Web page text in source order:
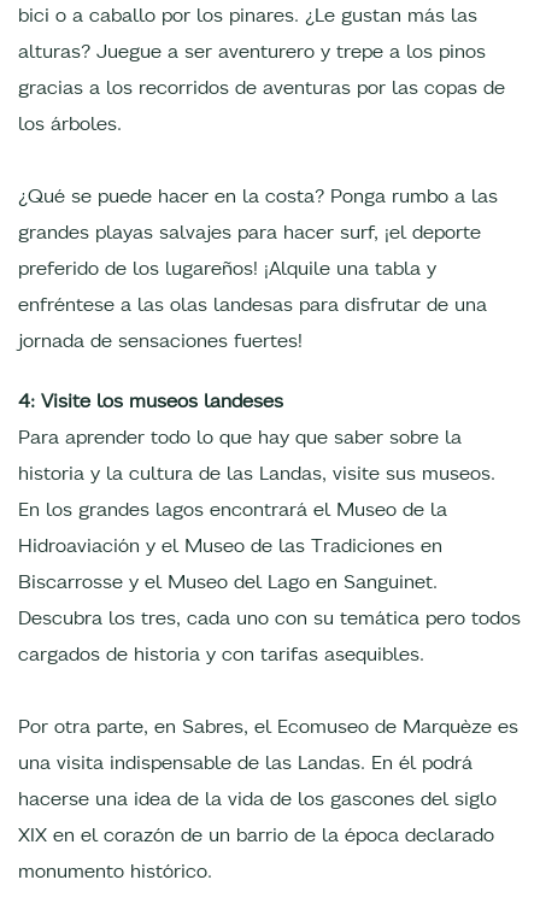
bici o a caballo por los pinares. ¿Le gustan más las
alturas? Juegue a ser aventurero y trepe a los pinos
gracias a los recorridos de aventuras por las copas de
los árboles.
¿Qué se puede hacer en la costa? Ponga rumbo a las
grandes playas salvajes para hacer surf, ¡el deporte
preferido de los lugareños! ¡Alquile una tabla y
enfréntese a las olas landesas para disfrutar de una
jornada de sensaciones fuertes!
4: Visite los museos landeses
Para aprender todo lo que hay que saber sobre la
historia y la cultura de las Landas, visite sus museos.
En los grandes lagos encontrará el Museo de la
Hidroaviación y el Museo de las Tradiciones en
Biscarrosse y el Museo del Lago en Sanguinet.
Descubra los tres, cada uno con su temática pero todos
cargados de historia y con tarifas asequibles.
Por otra parte, en Sabres, el Ecomuseo de Marquèze es
una visita indispensable de las Landas. En él podrá
hacerse una idea de la vida de los gascones del siglo
XIX en el corazón de un barrio de la época declarado
monumento histórico.